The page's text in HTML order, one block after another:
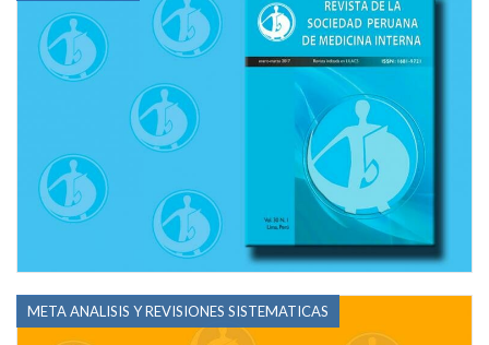
META ANALISIS Y REVISIONES SISTEMATICAS